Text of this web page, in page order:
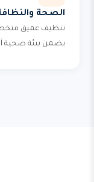
الصحة
تنظيف عميق
يضمن بيئة صحية